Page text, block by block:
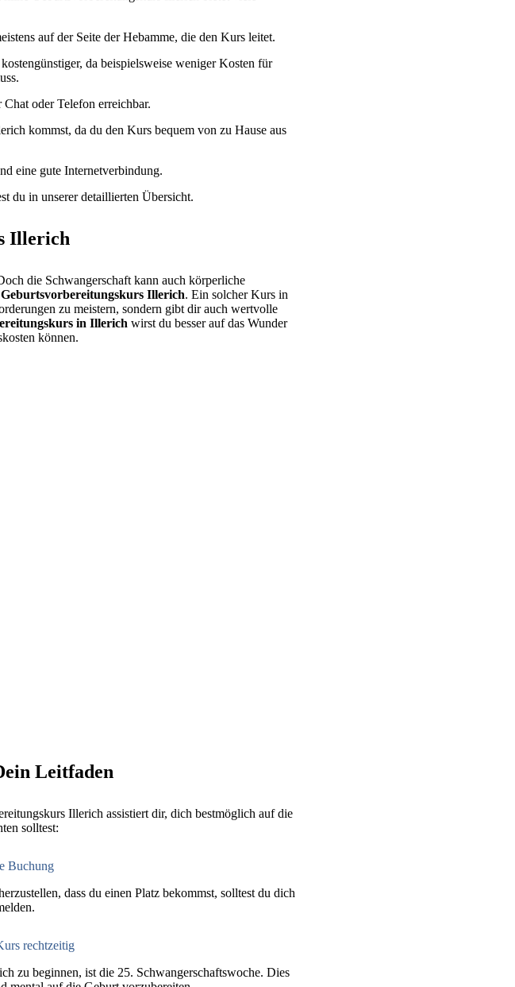
auf der Seite der Hebamme, die den Kurs leitet.
da beispielsweise weniger Kosten für
oder Telefon erreichbar.
kommst, da du den Kurs bequem von zu Hause aus
eine gute Internetverbindung.
du in unserer detaillierten Übersicht.
Illerich
die Schwangerschaft kann auch körperliche
Geburtsvorbereitungskurs Illerich. Ein solcher Kurs in
zu meistern, sondern gibt dir auch wertvolle
in Illerich wirst du besser auf das Wunder
können.
Leitfaden
Illerich assistiert dir, dich bestmöglich auf die
solltest:
Buchung
dass du einen Platz bekommst, solltest du dich
rechtzeitig
zu beginnen, ist die 25. Schwangerschaftswoche. Dies